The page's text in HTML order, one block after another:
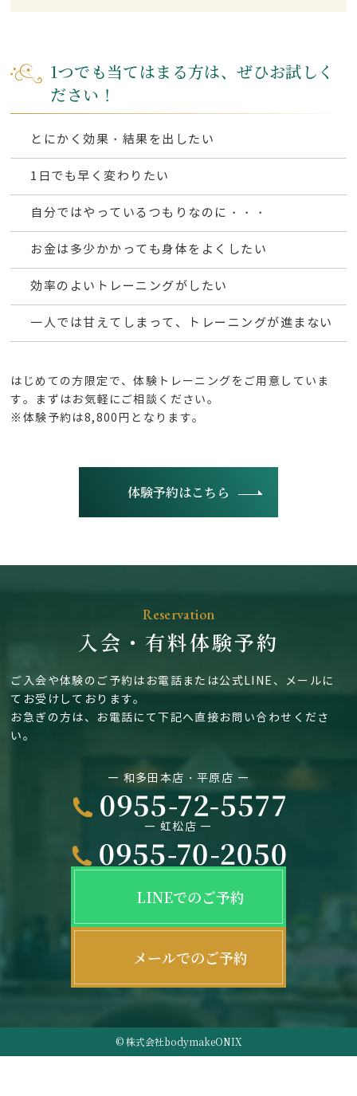
1つでも当てはまる方は、ぜひお試しく
ださい！
とにかく効果・結果を出したい
1日でも早く変わりたい
自分ではやっているつもりなのに・・・
お金は多少かかっても身体をよくしたい
効率のよいトレーニングがしたい
一人では甘えてしまって、トレーニングが進まない
はじめての方限定で、体験トレーニングをご用意していま
す。まずはお気軽にご相談ください。
※体験予約は8,800円となります。
体験予約はこちら
Reservation
入会・有料体験予約
ご入会や体験のご予約はお電話または公式LINE、メールに
てお受けしております。
お急ぎの方は、お電話にて下記へ直接お問い合わせくださ
い。
― 和多田本店・平原店 ―
― 虹松店 ―
LINEでのご予約
メールでのご予約
© 株式会社bodymakeONIX